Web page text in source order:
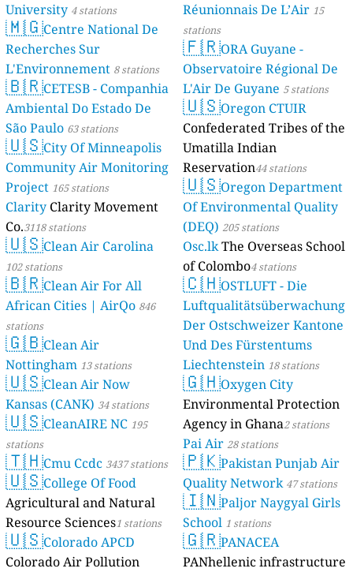
University 4 stations
🇲🇬Centre National De
Recherches Sur
L'Environnement 8 stations
🇧🇷CETESB - Companhia
Ambiental Do Estado De
São Paulo 63 stations
🇺🇸City Of Minneapolis
Community Air Monitoring
Project 165 stations
Clarity Clarity Movement
Co.3118 stations
🇺🇸Clean Air Carolina
102 stations
🇧🇷Clean Air For All
African Cities | AirQo 846
stations
🇬🇧Clean Air
Nottingham 13 stations
🇺🇸Clean Air Now
Kansas (CANK) 34 stations
🇺🇸CleanAIRE NC 195
stations
🇹🇭Cmu Ccdc 3437 stations
🇺🇸College Of Food
Agricultural and Natural
Resource Sciences1 stations
🇺🇸Colorado APCD
Colorado Air Pollution
Réunionnais De L’Air 15
stations
🇫🇷ORA Guyane -
Observatoire Régional De
L'Air De Guyane 5 stations
🇺🇸Oregon CTUIR
Confederated Tribes of the
Umatilla Indian
Reservation44 stations
🇺🇸Oregon Department
Of Environmental Quality
(DEQ) 205 stations
Osc.lkThe Overseas School
of Colombo4 stations
🇨🇭OSTLUFT - Die
Luftqualitätsüberwachung
Der Ostschweizer Kantone
Und Des Fürstentums
Liechtenstein 18 stations
🇬🇭Oxygen City
Environmental Protection
Agency in Ghana2 stations
Pai Air 28 stations
🇵🇰Pakistan Punjab Air
Quality Network 47 stations
🇮🇳Paljor Naygyal Girls
School 1 stations
🇬🇷PANACEA
PANhellenic infrastructure